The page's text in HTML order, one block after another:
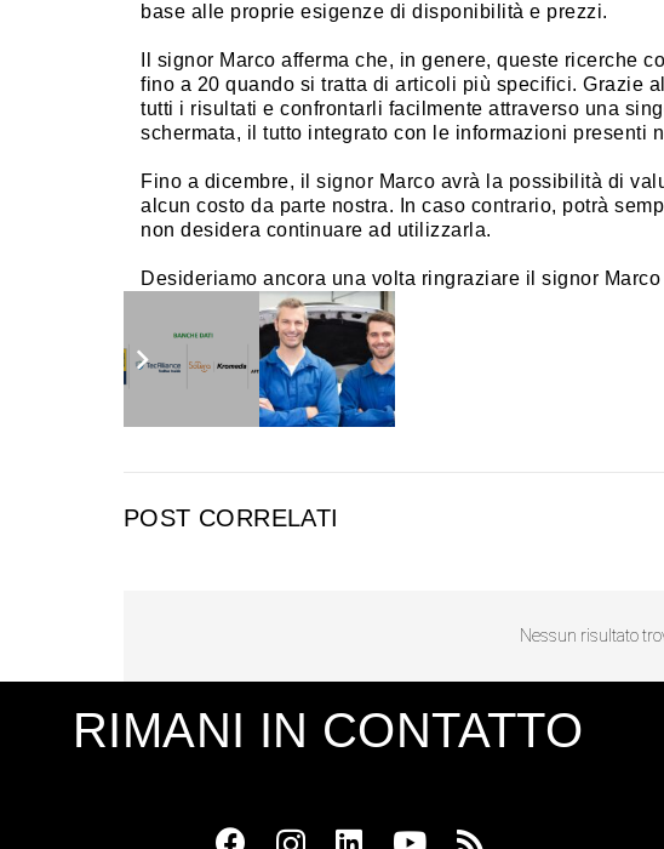
base alle proprie esigenze di disponibilità e prezzi.
Il signor Marco afferma che, in genere, queste ricerche
fino a 20 quando si tratta di articoli più specifici. Grazie
tutti i risultati e confrontarli facilmente attraverso una
schermata, il tutto integrato con le informazioni presenti
Fino a dicembre, il signor Marco avrà la possibilità di
alcun costo da parte nostra. In caso contrario, potrà
non desidera continuare ad utilizzarla.
Desideriamo ancora una volta ringraziare il signor
POST CORRELATI
Nessun risultato
RIMANI IN CONTATTO